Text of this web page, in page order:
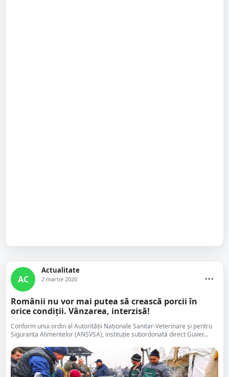
AC
Actualitate
2 martie 2020
Românii nu vor mai putea să crească porcii în
orice condiții. Vânzarea, interzisă!
Conform unui ordin al Autorității Naționale Sanitar-Veterinare și pentru
Siguranța Alimentelor (ANSVSA), instituție subordonată direct Guver...